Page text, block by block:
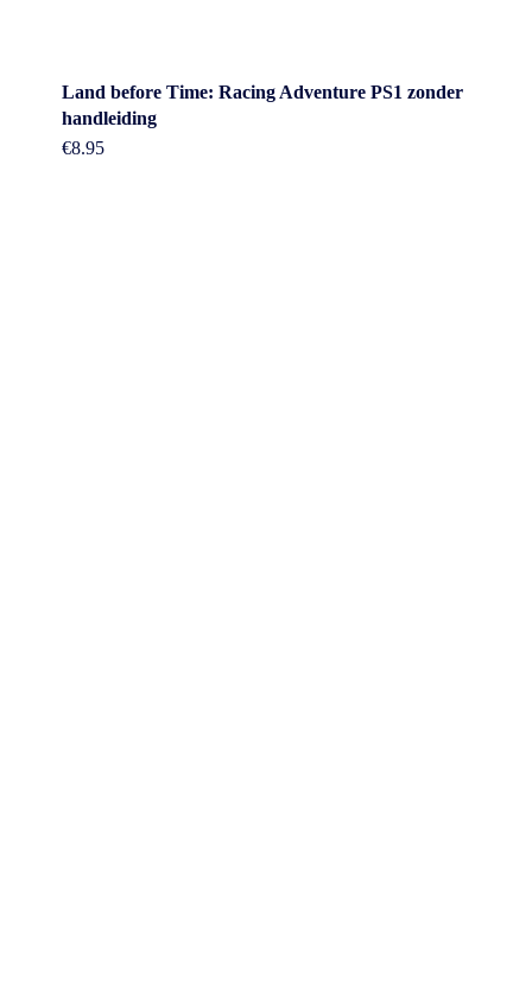
Land before Time: Racing Adventure PS1 zonder
handleiding
€8.95